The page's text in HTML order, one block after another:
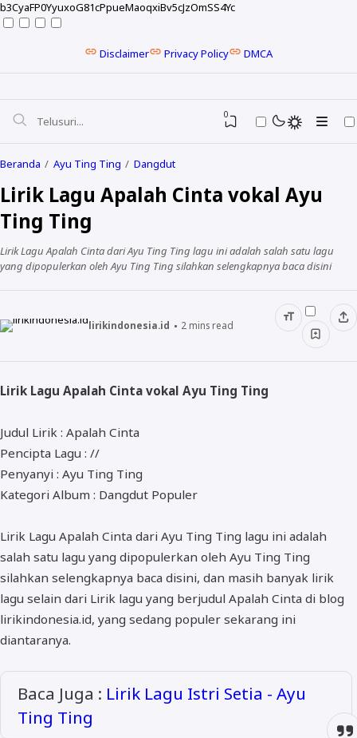
b3CyaFP0YyuxoG81cPpueMaoqxiBv5cJzOmSS4Yc
Disclaimer Privacy Policy DMCA
NELA KARISMA
ALMANAR
RELIGI RAMADHAN
NISA SABYAN
0
Beranda Ayu Ting Ting Dangdut
Lirik Lagu Apalah Cinta vokal Ayu
Ting Ting
Lirik Lagu Apalah Cinta dari Ayu Ting Ting lagu ini adalah salah satu lagu
yang dipopulerkan oleh Ayu Ting Ting silahkan selengkapnya baca disini
lirikindonesia.id 2mins read
Lirik Lagu Apalah Cinta vokal Ayu Ting Ting
Judul Lirik : Apalah Cinta
Pencipta Lagu : //
Penyanyi : Ayu Ting Ting
Kategori Album : Dangdut Populer
Lirik Lagu Apalah Cinta dari Ayu Ting Ting lagu ini adalah
salah satu lagu yang dipopulerkan oleh Ayu Ting Ting
silahkan selengkapnya baca disini, dan masih banyak lirik
lagu selain dari Lirik lagu yang berjudul Apalah Cinta di blog
lirikindonesia.id, yang sedang populer sekarang ini
diantaranya.
Baca Juga : Lirik Lagu Istri Setia - Ayu
Ting Ting